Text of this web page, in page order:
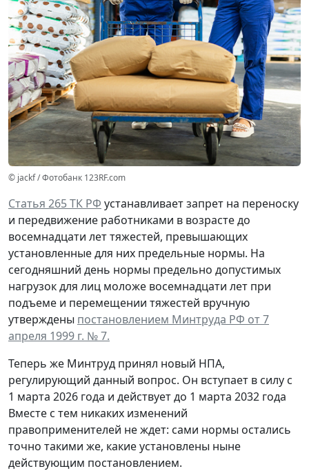
© jackf / Фотобанк 123RF.com
Статья 265 ТК РФ устанавливает запрет на переноску
и передвижение работниками в возрасте до
восемнадцати лет тяжестей, превышающих
установленные для них предельные нормы. На
сегодняшний день нормы предельно допустимых
нагрузок для лиц моложе восемнадцати лет при
подъеме и перемещении тяжестей вручную
утверждены постановлением Минтруда РФ от 7
апреля 1999 г. № 7.
Теперь же Минтруд принял новый НПА,
регулирующий данный вопрос. Он вступает в силу с
1 марта 2026 года и действует до 1 марта 2032 года
Вместе с тем никаких изменений
правоприменителей не ждет: сами нормы остались
точно такими же, какие установлены ныне
действующим постановлением.